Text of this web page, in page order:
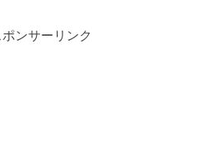
ポンサーリンク